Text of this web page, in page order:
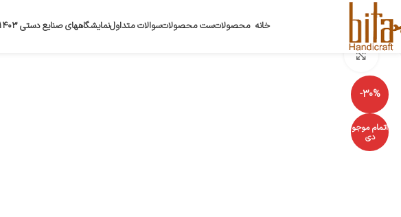
خانه محصولاتست محصولاتسوالات متداولنمایشگاههای صنایع دستی ۱۴۰۳
-30%
اتمام موجو
دی